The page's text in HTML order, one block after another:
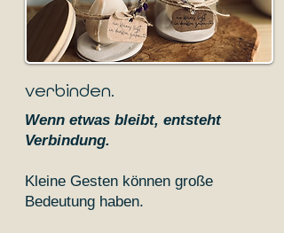
verbinden.
Wenn etwas bleibt, entsteht
Verbindung.
Kleine Gesten können große
Bedeutung haben.